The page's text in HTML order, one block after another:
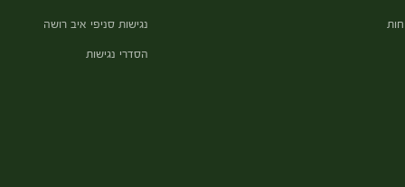
נגישות סניפי איב רושה
הסדרי נגישות